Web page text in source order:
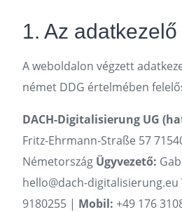
1. Az
A weboldalon végzett
német DDG értelmében
DACH-Digitalisierung UG
Fritz-Ehrmann-Straße 57
Németország Ügyvezető:
hello@dach-digitalisierung.eu
9180255 | Mobil: +49 176